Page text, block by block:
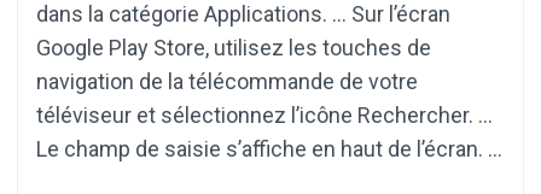
dans la catégorie Applications. … Sur l’écran
Google Play Store, utilisez les touches de
navigation de la télécommande de votre
téléviseur et sélectionnez l’icône Rechercher. …
Le champ de saisie s’affiche en haut de l’écran. …